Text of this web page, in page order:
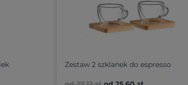
Zestaw 2 szklanek do espresso